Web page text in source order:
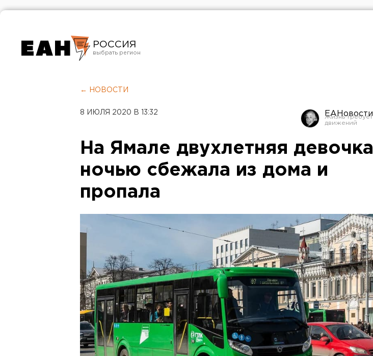
РОССИЯ
Челябинск
← НОВОСТИ
8 ИЮЛЯ 2020 В 13:32 ЕАНовости
На Ямале двухлетняя девочка
ночью сбежала из дома и
пропала